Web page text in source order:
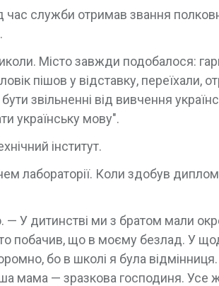
час служби отримав звання
Місто завжди подобалося:
пішов у відставку, переїхали,
звільненні від вивчення
українську мову".
інститут.
лабораторії. Коли здобув
У дитинстві ми з братом мали
побачив, що в моєму безлад. У
бо в школі я була
мама — зразкова господиня. Усе